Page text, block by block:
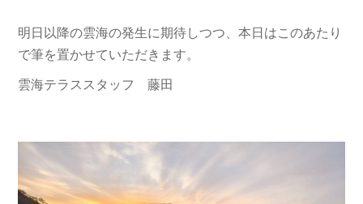
明日以降の雲海の発生に期待しつつ、本日はこのあたり
で筆を置かせていただきます。
雲海テラススタッフ 藤田